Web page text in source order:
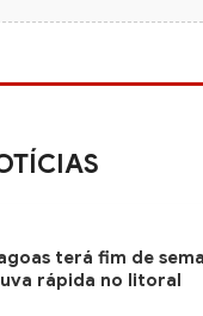
terá fim de
rápida no litoral